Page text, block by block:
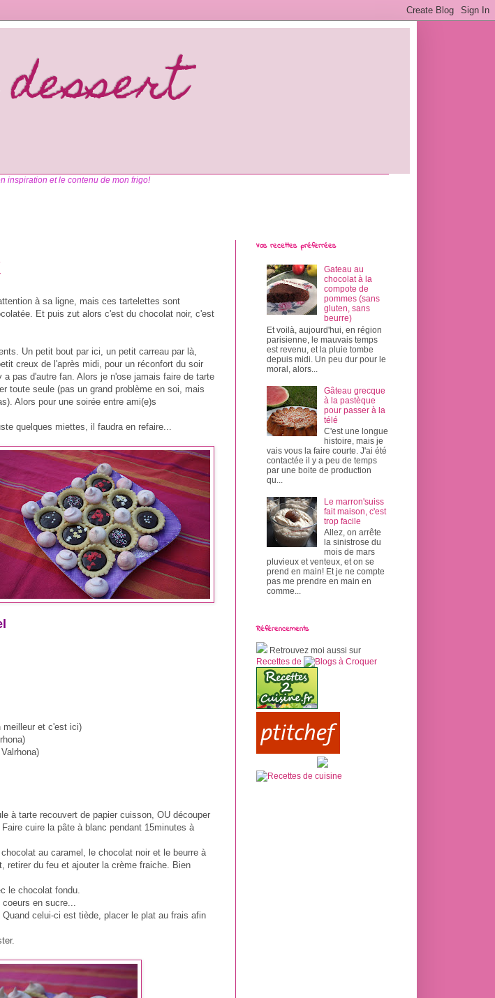
inspiration et le contenu de mon frigo!
à sa ligne, mais ces tartelettes sont
Et puis zut alors c'est du chocolat noir, c'est
Un petit bout par ici, un petit carreau par là,
creux de l'après midi, pour un réconfort du soir
pas d'autre fan. Alors je n'ose jamais faire de tarte
toute seule (pas un grand problème en soi, mais
Alors pour une soirée entre ami(e)s
quelques miettes, il faudra en refaire...
meilleur et c'est ici)
à tarte recouvert de papier cuisson, OU découper
cuire la pâte à blanc pendant 15minutes à
au caramel, le chocolat noir et le beurre à
retirer du feu et ajouter la crème fraiche. Bien
le chocolat fondu.
en sucre...
celui-ci est tiède, placer le plat au frais afin
Vos recettes préferrées
Gateau au
chocolat à la
compote de
pommes (sans
gluten, sans
beurre)
Et voilà, aujourd'hui, en région
parisienne, le mauvais temps
est revenu, et la pluie tombe
depuis midi. Un peu dur pour le
moral, alors...
Gâteau grecque
à la pastèque
pour passer à la
télé
C'est une longue
histoire, mais je
vais vous la faire courte. J'ai été
contactée il y a peu de temps
par une boite de production
qu...
Le marron'suiss
fait maison, c'est
trop facile
Allez, on arrête
la sinistrose du
mois de mars
pluvieux et venteux, et on se
prend en main! Et je ne compte
pas me prendre en main en
comme...
Référencements
Retrouvez moi aussi sur
Recettes de